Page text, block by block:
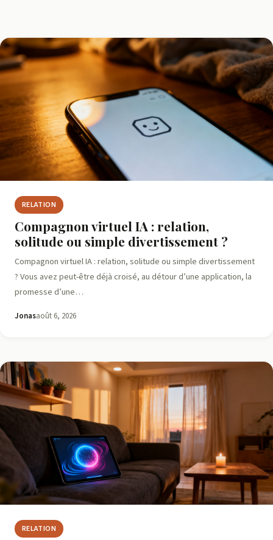
RELATION
Compagnon virtuel IA : relation,
solitude ou simple divertissement ?
Compagnon virtuel IA : relation, solitude ou simple divertissement
? Vous avez peut-être déjà croisé, au détour d’une application, la
promesse d’une…
Jonasaoût 6, 2026
RELATION